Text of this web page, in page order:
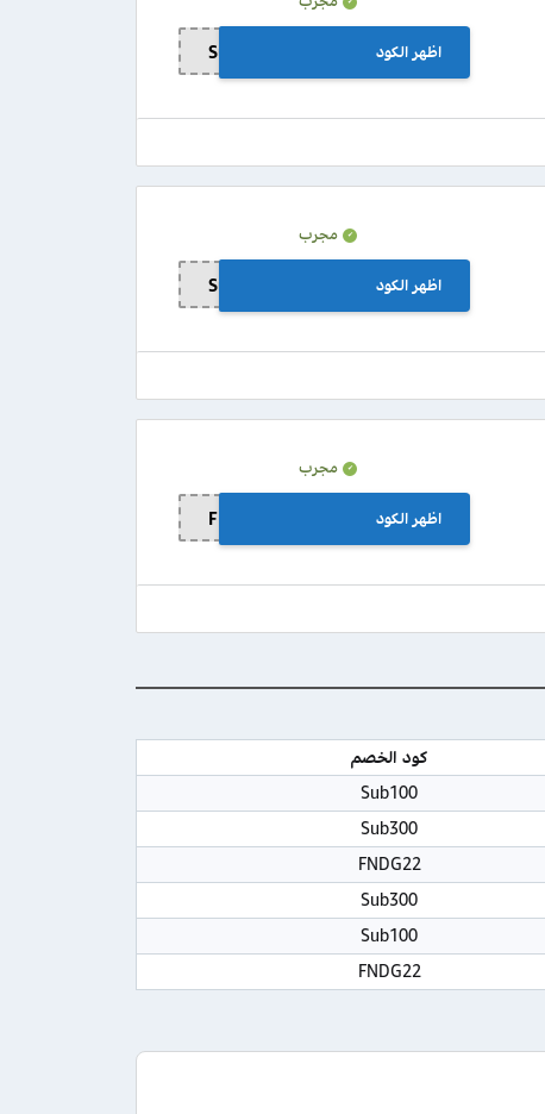
Sub100 اظهر الكود
مجرب
Sub300 اظهر الكود
مجرب
FNDG22 اظهر الكود
كود الخصم
Sub100
Sub300
FNDG22
Sub300
Sub100
FNDG22